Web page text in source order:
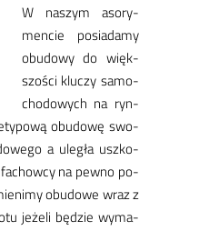
W na­szym aso­ry­
men­cie po­sia­da­my
obu­do­wy do więk­
szo­ści klu­czy sa­mo­
cho­do­wych na ryn­
obu­do­wę swo­
a ule­gła uszko­
na pew­no po­
obu­do­we wraz z
je­że­li bę­dzie wy­ma­